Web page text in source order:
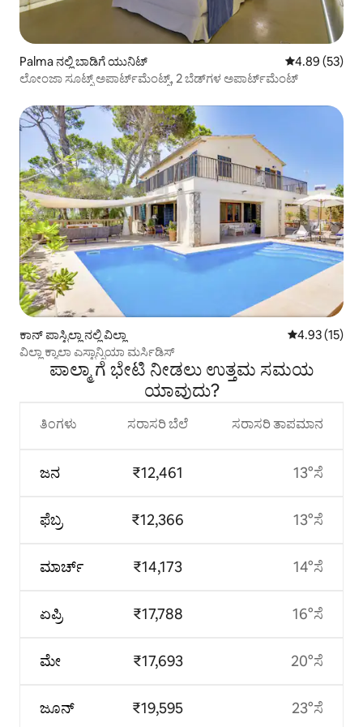
Palma ನಲ್ಲಿ ಬಾಡಿಗೆ ಯುನಿಟ್ 5 ರಲ್ಲಿ 4.89
4.89 (53)
ಲೋಂಜಾ ಸೂಟ್ಸ್ ಅಪಾರ್ಟ್‌ಮೆಂಟ್ಸ್, 2 ಬೆಡ್‌ಗಳ ಅಪಾರ್ಟ್‌ಮೆಂಟ್
ಕಾನ್ ಪಾಸ್ಟಿಲ್ಲಾ ನಲ್ಲಿ ವಿಲ್ಲಾ 5 ರಲ್ಲಿ 4.93
4.93 (15)
ವಿಲ್ಲಾ ಕ್ಯಾಲಾ ಎಸ್ಟಾನ್ಸಿಯಾ ಮರ್ಸಿಡಿಸ್
ಪಾಲ್ಮಾ ಗೆ ಭೇಟಿ ನೀಡಲು ಉತ್ತಮ ಸಮಯ
ಯಾವುದು?
ತಿಂಗಳು
ಜನ
ಫೆಬ್ರ
ಮಾರ್ಚ್
ಏಪ್ರಿ
ಮೇ
ಜೂನ್
ಸರಾಸರಿ ಬೆಲೆ
₹12,461
₹12,366
₹14,173
₹17,788
₹17,693
₹19,595
ಸರಾಸರಿ ತಾಪಮಾನ
13°ಸೆ
13°ಸೆ
14°ಸೆ
16°ಸೆ
20°ಸೆ
23°ಸೆ